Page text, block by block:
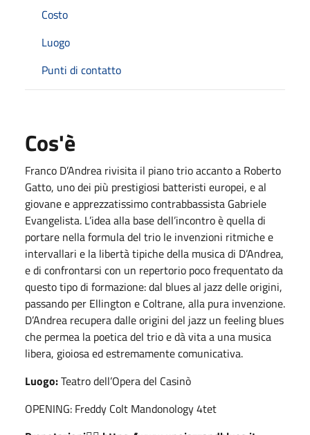
Costo
Luogo
Punti di contatto
Cos'è
Franco D’Andrea rivisita il piano trio accanto a Roberto
Gatto, uno dei più prestigiosi batteristi europei, e al
giovane e apprezzatissimo contrabbassista Gabriele
Evangelista. L’idea alla base dell’incontro è quella di
portare nella formula del trio le invenzioni ritmiche e
intervallari e la libertà tipiche della musica di D’Andrea,
e di confrontarsi con un repertorio poco frequentato da
questo tipo di formazione: dal blues al jazz delle origini,
passando per Ellington e Coltrane, alla pura invenzione.
D’Andrea recupera dalle origini del jazz un feeling blues
che permea la poetica del trio e dà vita a una musica
libera, gioiosa ed estremamente comunicativa.
Luogo:Teatro dell’Opera del Casinò
OPENING: Freddy Colt Mandonology 4tet